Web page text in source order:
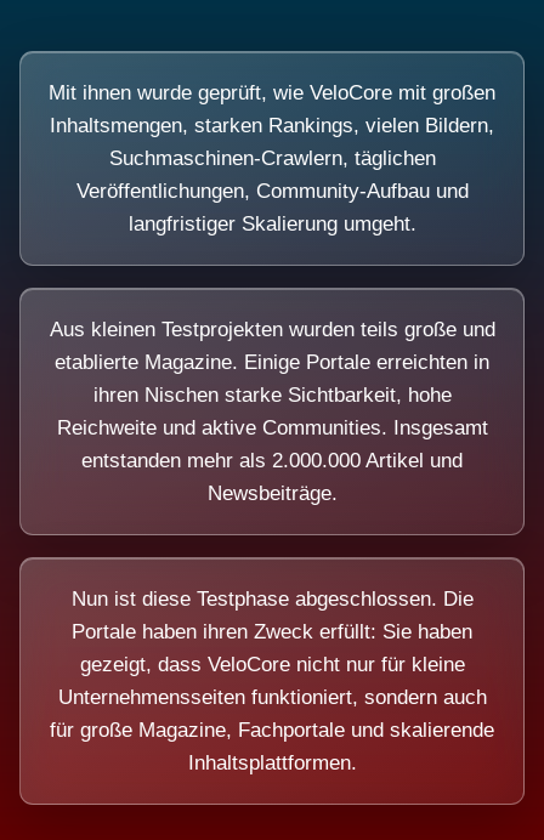
Mit ihnen wurde geprüft, wie VeloCore mit großen
Inhaltsmengen, starken Rankings, vielen Bildern,
Suchmaschinen-Crawlern, täglichen
Veröffentlichungen, Community-Aufbau und
langfristiger Skalierung umgeht.
Aus kleinen Testprojekten wurden teils große und
etablierte Magazine. Einige Portale erreichten in
ihren Nischen starke Sichtbarkeit, hohe
Reichweite und aktive Communities. Insgesamt
entstanden mehr als 2.000.000 Artikel und
Newsbeiträge.
Nun ist diese Testphase abgeschlossen. Die
Portale haben ihren Zweck erfüllt: Sie haben
gezeigt, dass VeloCore nicht nur für kleine
Unternehmensseiten funktioniert, sondern auch
für große Magazine, Fachportale und skalierende
Inhaltsplattformen.